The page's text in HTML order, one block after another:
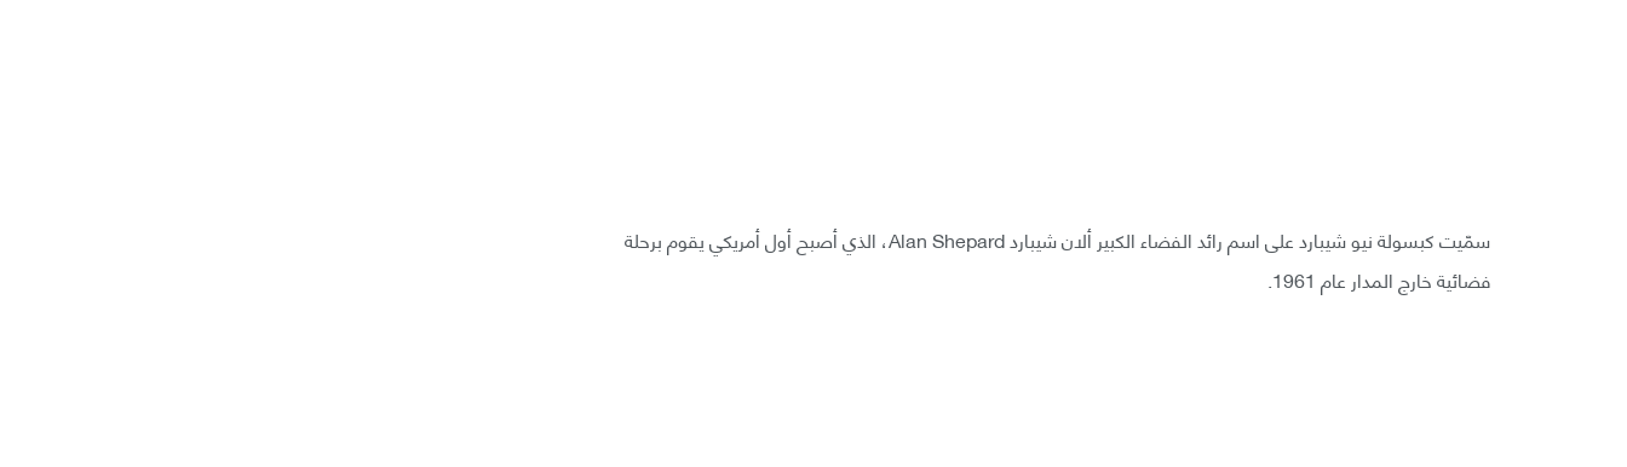
سمّيت كبسولة نيو شيبارد على اسم رائد الفضاء الكبير ألان شيبارد Alan Shepard، الذي أصبح أول أمريكي يقوم برحلة
فضائية خارج المدار عام 1961.